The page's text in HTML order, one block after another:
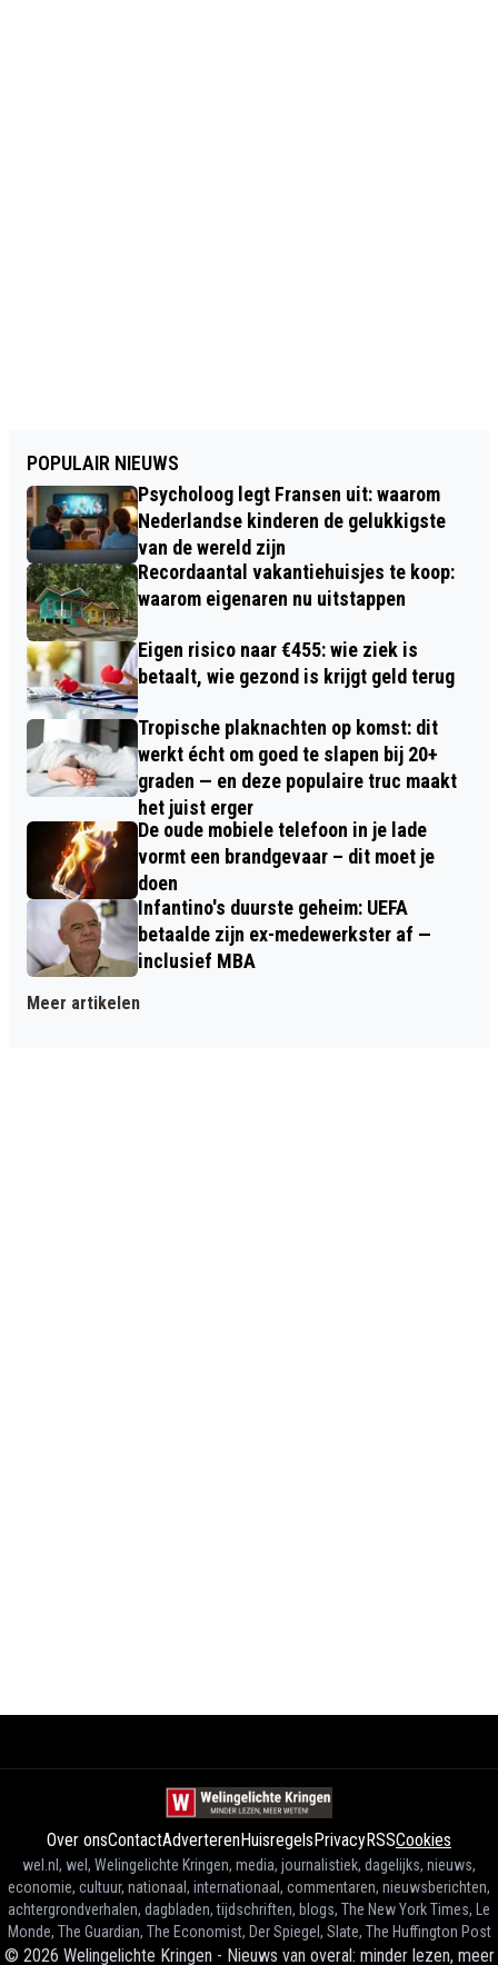
POPULAIR NIEUWS
Psycholoog legt Fransen uit: waarom
Nederlandse kinderen de gelukkigste
van de wereld zijn
Recordaantal vakantiehuisjes te koop:
waarom eigenaren nu uitstappen
Eigen risico naar €455: wie ziek is
betaalt, wie gezond is krijgt geld terug
Tropische plaknachten op komst: dit
werkt écht om goed te slapen bij 20+
graden — en deze populaire truc maakt
het juist erger
De oude mobiele telefoon in je lade
vormt een brandgevaar – dit moet je
doen
Infantino's duurste geheim: UEFA
betaalde zijn ex-medewerkster af —
inclusief MBA
Meer artikelen
Over onsContactAdverterenHuisregels PrivacyRSSCookies
wel.nl, wel, Welingelichte Kringen, media, journalistiek, dagelijks, nieuws,
economie, cultuur, nationaal, internationaal, commentaren, nieuwsberichten,
achtergrondverhalen, dagbladen, tijdschriften, blogs, The New York Times, Le
Monde, The Guardian, The Economist, Der Spiegel, Slate, The Huffington Post
© 2026 Welingelichte Kringen - Nieuws van overal: minder lezen, meer